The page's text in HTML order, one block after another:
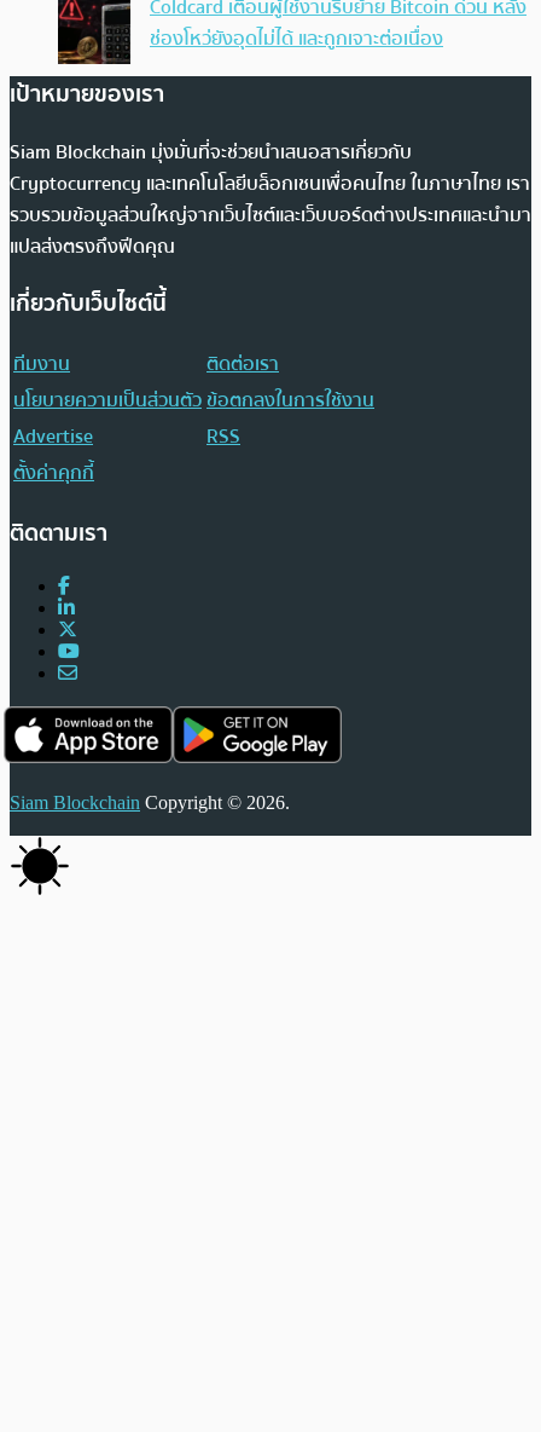
Coldcard เตือนผู้ใช้งานรีบย้าย Bitcoin ด่วน หลัง
ช่องโหว่ยังอุดไม่ได้ และถูกเจาะต่อเนื่อง
เป้าหมายของเรา
Siam Blockchain มุ่งมั่นที่จะช่วยนำเสนอสารเกี่ยวกับ
Cryptocurrency และเทคโนโลยีบล็อกเชนเพื่อคนไทย ในภาษาไทย เรา
รวบรวมข้อมูลส่วนใหญ่จากเว็บไซต์และเว็บบอร์ดต่างประเทศและนำมา
แปลส่งตรงถึงฟีดคุณ
เกี่ยวกับเว็บไซต์นี้
ทีมงาน
ติดต่อเรา
นโยบายความเป็นส่วนตัวข้อตกลงในการใช้งาน
Advertise
RSS
ตั้งค่าคุกกี้
ติดตามเรา
Siam Blockchain Copyright © 2026.